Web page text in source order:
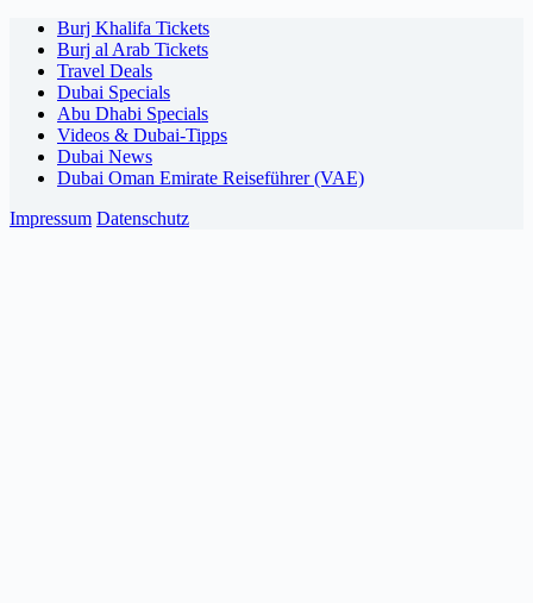
Burj Khalifa Tickets
Burj al Arab Tickets
Travel Deals
Dubai Specials
Abu Dhabi Specials
Videos & Dubai-Tipps
Dubai News
Dubai Oman Emirate Reiseführer (VAE)
Impressum Datenschutz